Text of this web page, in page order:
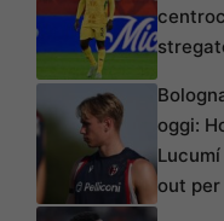
oggi:
out